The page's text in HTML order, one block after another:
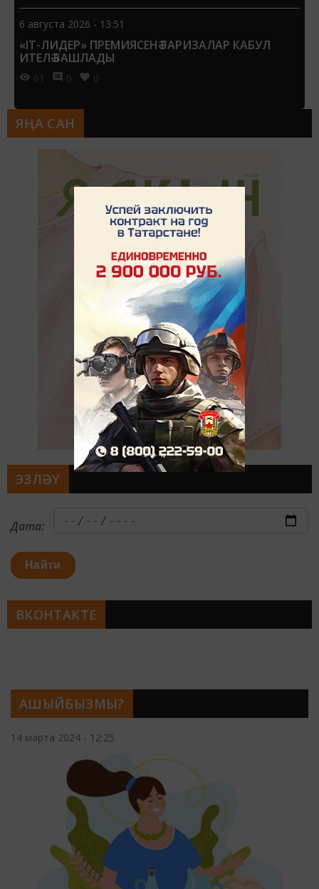
6 августа 2026 - 13:51
«IT-ЛИДЕР» ПРЕМИЯСЕНӘ ГАРИЗАЛАР КАБУЛ
ИТЕЛӘ БАШЛАДЫ
61 0 0
АШЫЙБЫЗМЫ?
14 марта 2024 - 12:25
ЯҢА САН
ЭЗЛӘҮ
Дата:
Найти
ВКОНТАКТЕ